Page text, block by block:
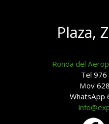
Plaza,
Ronda del
Tel
Mov
WhatsApp